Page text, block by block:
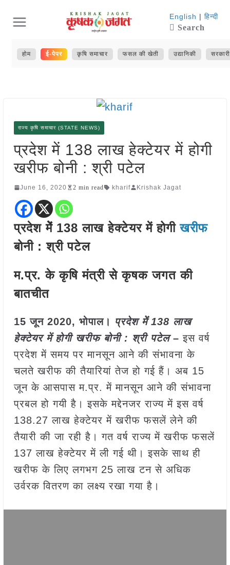
content
English | हिन्दी
Search
होम ई-पेपर कृषि समाचार फसल की खेती उद्यानिकी
राज्य कृषि समाचार (STATE NEWS)
प्रदेश में 138 लाख हेक्टेयर में होगी
खरीफ बोनी : श्री पटेल
June 16, 2020 2 min read kharif Krishak Jagat
प्रदेश मेेंं 138 लाख हेक्टेयर में होगीखरीफ
बोनी : श्री पटेल
म.प्र. के कृषि मंत्री से कृषक जगत की
बातचीत
15 जून 2020, भोपाल। प्रदेश मेेंं 138 लाख
हेक्टेयर में होगी खरीफ बोनी : श्री पटेल –इस वर्ष
प्रदेश में समय पर मानसून आने की संभावना के
चलते खरीफ की तैयारियां तेज हो गई हैं। अब 15
जून के आसपास म.प्र. में मानसून आने की संभावना
प्रबल हो गयी है। इसके मद्देनजर राज्य में इस वर्ष
138.27 लाख हेक्टेयर में खरीफ फसलें लेने की
तैयारी की जा रही है। गत वर्ष राज्य में खरीफ फसलें
137 लाख हेक्टेयर में ली गई थी। इसके साथ ही
खरीफ के लिए लगभग 25 लाख टन से अधिक
उर्वरक वितरण का लक्ष्य रखा गया है।